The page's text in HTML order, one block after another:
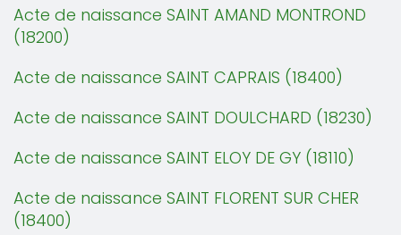
Acte de naissance SAINT AMAND MONTROND
(18200)
Acte de naissance SAINT CAPRAIS (18400)
Acte de naissance SAINT DOULCHARD (18230)
Acte de naissance SAINT ELOY DE GY (18110)
Acte de naissance SAINT FLORENT SUR CHER
(18400)